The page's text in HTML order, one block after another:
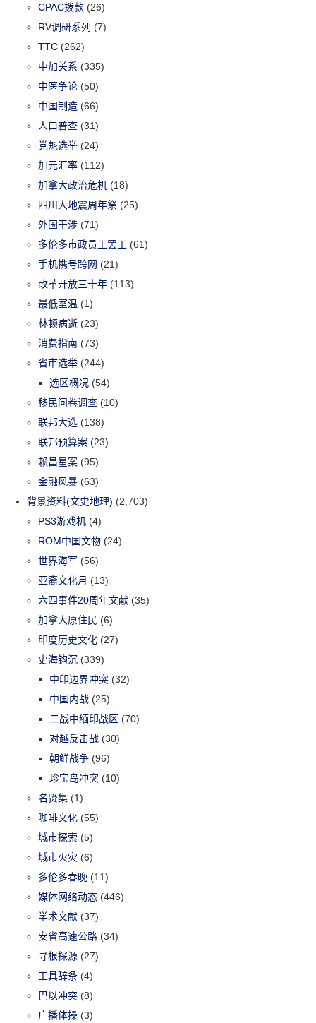
CPAC拨款 (26)
RV调研系列 (7)
TTC (262)
中加关系 (335)
中医争论 (50)
中国制造 (66)
人口普查 (31)
党魁选举 (24)
加元汇率 (112)
加拿大政治危机 (18)
四川大地震周年祭 (25)
外国干涉 (71)
多伦多市政员工罢工 (61)
手机携号跨网 (21)
改革开放三十年 (113)
最低室温 (1)
林顿病逝 (23)
消费指南 (73)
省市选举 (244)
选区概况 (54)
移民问卷调查 (10)
联邦大选 (138)
联邦预算案 (23)
赖昌星案 (95)
金融风暴 (63)
背景资料(文史地理) (2,703)
PS3游戏机 (4)
ROM中国文物 (24)
世界海军 (56)
亚裔文化月 (13)
六四事件20周年文献 (35)
加拿大原住民 (6)
印度历史文化 (27)
史海钩沉 (339)
中印边界冲突 (32)
中国内战 (25)
二战中缅印战区 (70)
对越反击战 (30)
朝鲜战争 (96)
珍宝岛冲突 (10)
名贤集 (1)
咖啡文化 (55)
城市探索 (5)
城市火灾 (6)
多伦多春晚 (11)
媒体网络动态 (446)
学术文献 (37)
安省高速公路 (34)
寻根探源 (27)
工具辞条 (4)
巴以冲突 (8)
广播体操 (3)